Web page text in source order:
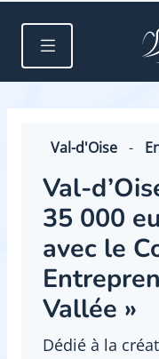
Val-d'Oise -
Val-
35 000
avec le
Vallée »
Dédié à la